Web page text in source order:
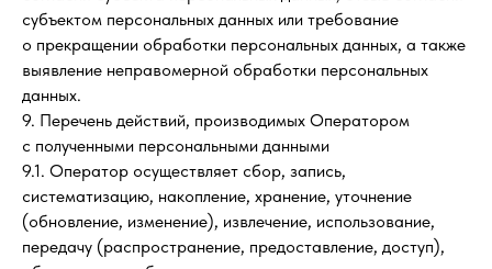
субъектом персональных данных или требование
о прекращении обработки персональных данных, а также
выявление неправомерной обработки персональных
данных.
9. Перечень действий, производимых Оператором
с полученными персональными данными
9.1. Оператор осуществляет сбор, запись,
систематизацию, накопление, хранение, уточнение
(обновление, изменение), извлечение, использование,
передачу (распространение, предоставление, доступ),